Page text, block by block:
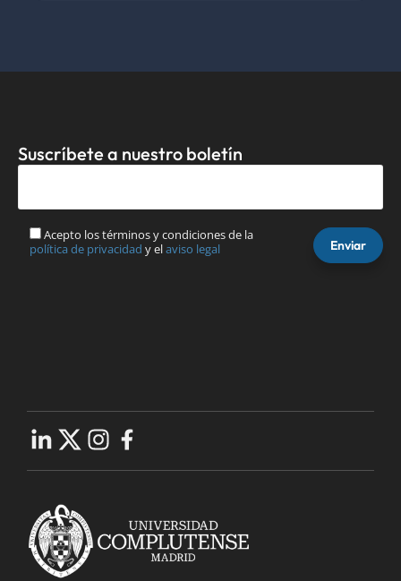
Suscríbete a nuestro boletín
Acepto los términos y condiciones de la
política de privacidad y elaviso legal